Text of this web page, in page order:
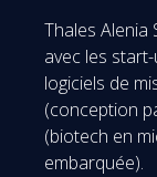
Thales
avec les
logiciels de
(conception
(biotech en
embarquée).